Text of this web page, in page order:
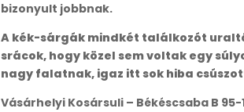
bizonyult jobbnak.
A kék-sárgák mindkét találkozót
srácok, hogy közel sem voltak egy
nagy falatnak, igaz itt sok hiba
Vásárhelyi Kosársuli – Békéscsaba B 95-